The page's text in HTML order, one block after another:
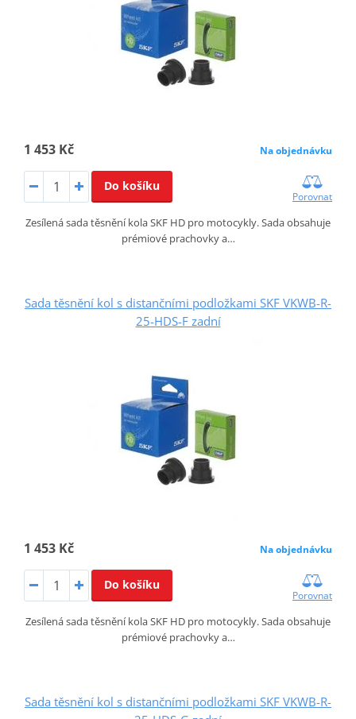
1 453 Kč Na objednávku
Do košíku
Porovnat
Zesílená sada těsnění kola SKF HD pro motocykly. Sada obsahuje
prémiové prachovky a…
Sada těsnění kol s distančními podložkami SKF VKWB-R-
25-HDS-F zadní
1 453 Kč Na objednávku
Do košíku
Porovnat
Zesílená sada těsnění kola SKF HD pro motocykly. Sada obsahuje
prémiové prachovky a…
Sada těsnění kol s distančními podložkami SKF VKWB-R-